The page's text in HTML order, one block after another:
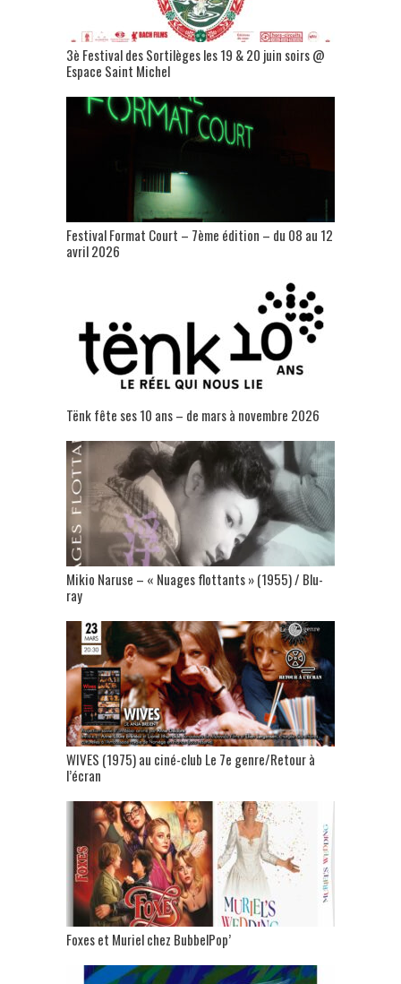
3è Festival des Sortilèges les 19 & 20 juin soirs @
Espace Saint Michel
Festival Format Court – 7ème édition – du 08 au 12
avril 2026
Tënk fête ses 10 ans – de mars à novembre 2026
Mikio Naruse – « Nuages flottants » (1955) / Blu-
ray
WIVES (1975) au ciné-club Le 7e genre/Retour à
l’écran
Foxes et Muriel chez BubbelPop’